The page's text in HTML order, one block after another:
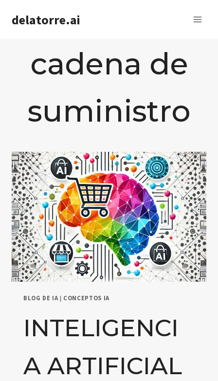
delatorre.ai
cadena de
suministro
BLOG DE IA | CONCEPTOS IA
INTELIGENCI
A ARTIFICIAL